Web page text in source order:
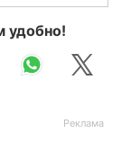
удобно!